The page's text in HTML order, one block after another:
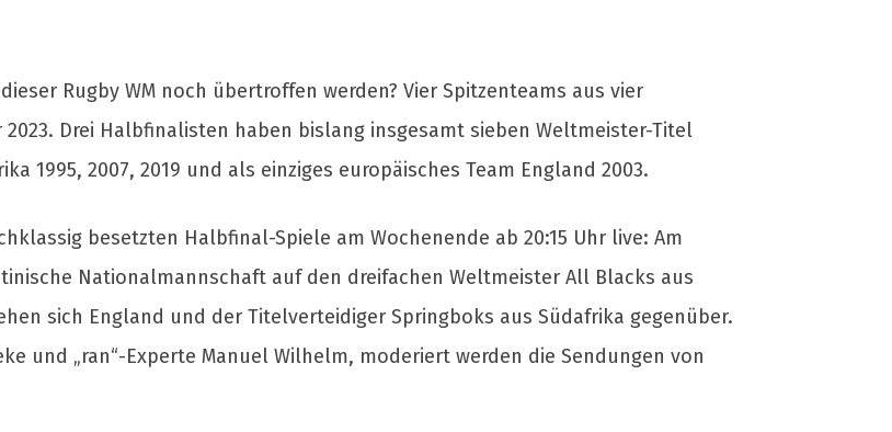
Rugby WM noch übertroffen werden? Vier Spitzenteams aus vier
Drei Halbfinalisten haben bislang insgesamt sieben Weltmeister-Titel
1995, 2007, 2019 und als einziges europäisches Team England 2003.
besetzten Halbfinal-Spiele am Wochenende ab 20:15 Uhr live: Am
Nationalmannschaft auf den dreifachen Weltmeister All Blacks aus
sich England und der Titelverteidiger Springboks aus Südafrika gegenüber.
und „ran“-Experte Manuel Wilhelm, moderiert werden die Sendungen von